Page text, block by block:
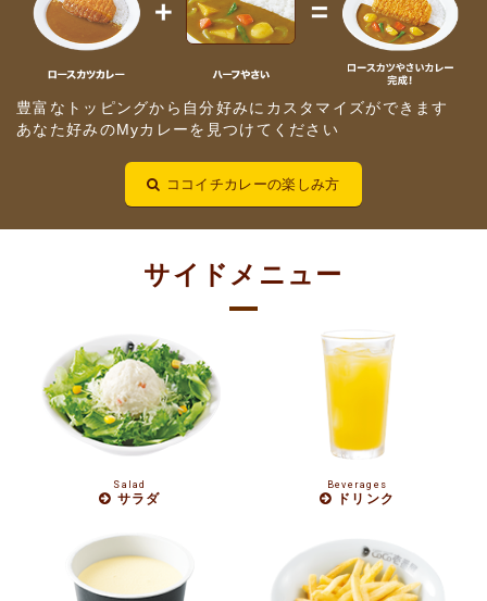
豊富なトッピングから自分好みにカスタマイズができます
あなた好みのMyカレーを見つけてください
ココイチカレーの楽しみ方
サイドメニュー
Salad
サラダ
Beverages
ドリンク